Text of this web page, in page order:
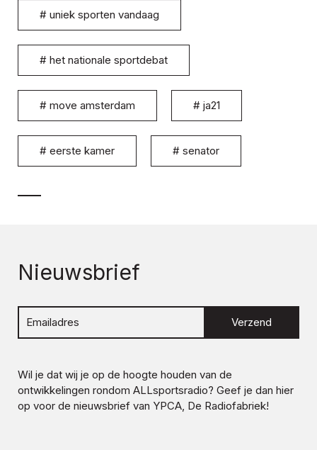
# uniek sporten vandaag
# het nationale sportdebat
# move amsterdam # ja21
# eerste kamer # senator
Nieuwsbrief
Verzend
Wil je dat wij je op de hoogte houden van de
ontwikkelingen rondom ALLsportsradio? Geef je dan hier
op voor de nieuwsbrief van YPCA, De Radiofabriek!